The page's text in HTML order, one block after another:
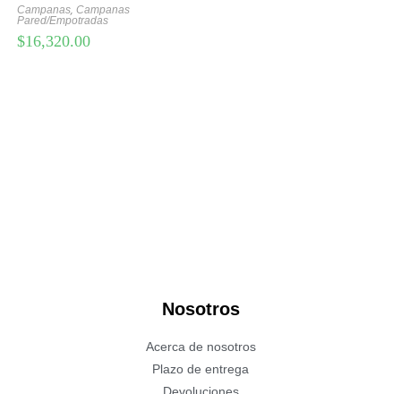
Campanas, Campanas
Pared/Empotradas
$16,320.00
Nosotros
Acerca de nosotros
Plazo de entrega
Devoluciones